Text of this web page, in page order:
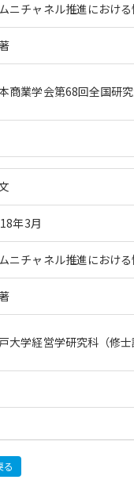
ニチャネル推進におけ
商業学会第68回全国研
年3月
ニチャネル推進におけ
大学経営学研究科（修士